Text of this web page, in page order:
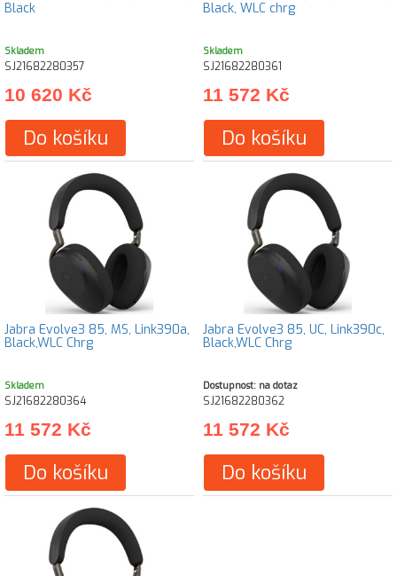
Black
Skladem
SJ21682280357
10 620 Kč
Do košíku
Black, WLC chrg
Skladem
SJ21682280361
11 572 Kč
Do košíku
Jabra Evolve3 85, MS, Link390a,
Black,WLC Chrg
Skladem
SJ21682280364
11 572 Kč
Do košíku
Jabra Evolve3 85, UC, Link390c,
Black,WLC Chrg
Dostupnost: na dotaz
SJ21682280362
11 572 Kč
Do košíku